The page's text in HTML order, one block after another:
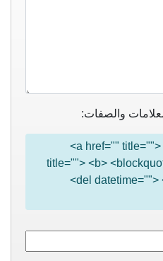
والصفات:
<a href=""
title=""> <b>
<del datetime="">